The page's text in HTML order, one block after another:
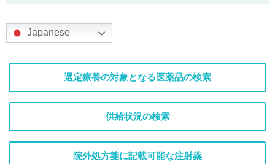
Japanese
選定療養の対象となる医薬品の検索
供給状況の検索
院外処方箋に記載可能な注射薬